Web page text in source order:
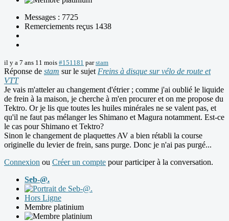
Messages : 7725
Remerciements reçus 1438
il y a 7 ans 11 mois #151181 parstam
Réponse de stam sur le sujet Freins à disque sur vélo de route et
VTT
Je vais m'atteler au changement d'étrier ; comme j'ai oublié le liquide
de frein à la maison, je cherche à m'en procurer et on me propose du
Tektro. Or je lis que toutes les huiles minérales ne se valent pas, et
qu'il ne faut pas mélanger les Shimano et Magura notamment. Est-ce
le cas pour Shimano et Tektro?
Sinon le changement de plaquettes AV a bien rétabli la course
originelle du levier de frein, sans purge. Donc je n'ai pas purgé...
Connexion ou Créer un compte pour participer à la conversation.
Seb-@.
Hors Ligne
Membre platinium